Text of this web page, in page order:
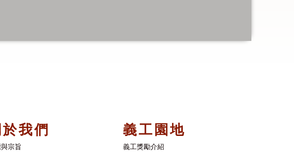
於我們
宗旨
義工園地
義工獎勵介紹